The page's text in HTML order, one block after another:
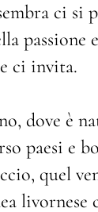
ci
passione
ci invita.
dove è
paesi e
quel
livornese